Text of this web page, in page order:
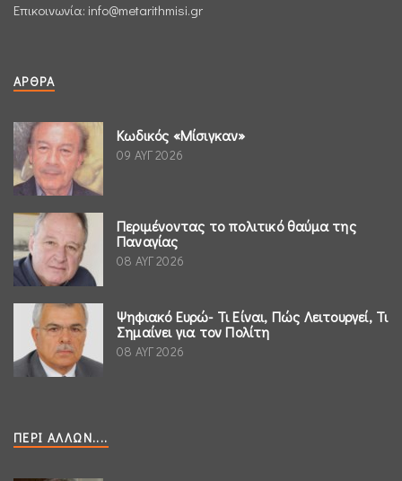
Επικοινωνία: info@metarithmisi.gr
ΆΡΘΡΑ
Κωδικός «Μίσιγκαν»
09 ΑΥΓ 2026
Περιμένοντας το πολιτικό θαύμα της
Παναγίας
08 ΑΥΓ 2026
Ψηφιακό Ευρώ- Τι Είναι, Πώς Λειτουργεί, Τι
Σημαίνει για τον Πολίτη
08 ΑΥΓ 2026
ΠΕΡΊ ΆΛΛΩΝ....